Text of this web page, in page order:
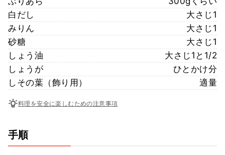
白だし
大さじ1
みりん
大さじ1
砂糖
大さじ1
しょう油
大さじ1と1/2
しょうが
ひとかけ分
しその葉（飾り用）
適量
料理を安全に楽しむための注意事項
手順